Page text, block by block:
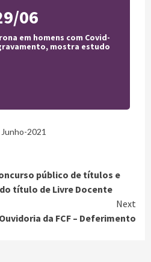
06
em homens com Covid-
mostra estudo
Acesse
Junho-2021
público de títulos e
título de Livre Docente
Next
da FCF – Deferimento